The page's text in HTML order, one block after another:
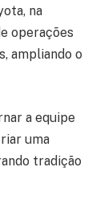
na
operações
ampliando o
a equipe
uma
tradição